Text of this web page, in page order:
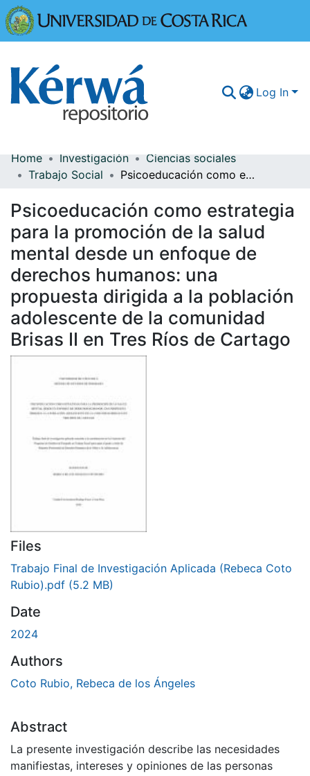
Log In
Communities & Collections
Browse Kérwá
Statistics
Home Investigación
Ciencias sociales
Trabajo Social
Psicoeducación como estrategia para la promoción de la salud mental desde un enfoque de derechos humanos: una propuesta dirigida a la población adolescente de la comunidad Brisas II en Tres Ríos de Cartago
Psicoeducación como estrategia
para la promoción de la salud
mental desde un enfoque de
derechos humanos: una
propuesta dirigida a la población
adolescente de la comunidad
Brisas II en Tres Ríos de Cartago
Files
Trabajo Final de Investigación Aplicada (Rebeca Coto
Rubio).pdf (5.2 MB)
Date
2024
Authors
Coto Rubio, Rebeca de los Ángeles
Abstract
La presente investigación describe las necesidades
manifiestas, intereses y opiniones de las personas